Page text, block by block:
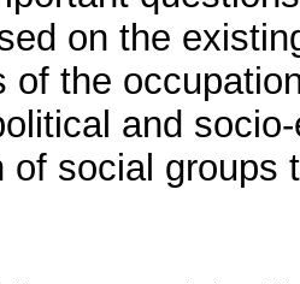
on the
of the
and
of social groups